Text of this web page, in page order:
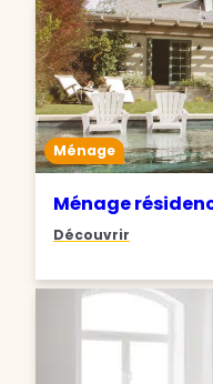
Ménage
Ménage
Découvrir